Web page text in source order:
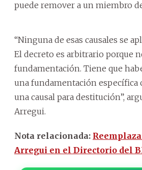
puede remover a un miembro
“Ninguna de esas causales se
El decreto es arbitrario porque
fundamentación. Tiene que
una fundamentación específica
una causal para destitución”,
Arregui.
Nota relacionada:
Arregui en el Directorio del